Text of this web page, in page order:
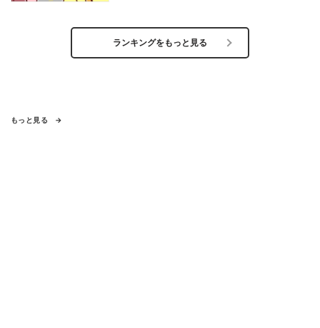
ランキングをもっと見る
もっと見る